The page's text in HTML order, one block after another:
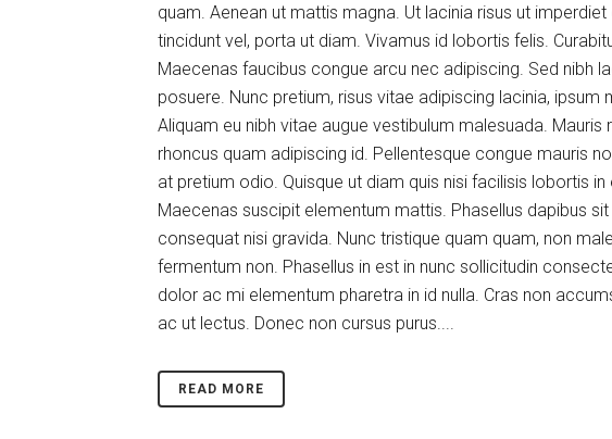
quam. Aenean ut mattis magna. Ut lacinia risus ut
tincidunt vel, porta ut diam. Vivamus id lobortis felis.
Maecenas faucibus congue arcu nec adipiscing. Sed nibh
posuere. Nunc pretium, risus vitae adipiscing lacinia,
Aliquam eu nibh vitae augue vestibulum malesuada.
rhoncus quam adipiscing id. Pellentesque congue mauris
at pretium odio. Quisque ut diam quis nisi facilisis lobortis
Maecenas suscipit elementum mattis. Phasellus dapibus
consequat nisi gravida. Nunc tristique quam quam, non
fermentum non. Phasellus in est in nunc sollicitudin
dolor ac mi elementum pharetra in id nulla. Cras non
ac ut lectus. Donec non cursus purus....
READ MORE